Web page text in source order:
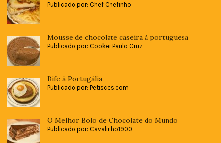
Publicado por: Chef Chefinho
Mousse de chocolate caseira à portuguesa
Publicado por: Cooker Paulo Cruz
Bife à Portugália
Publicado por: Petiscos.com
O Melhor Bolo de Chocolate do Mundo
Publicado por: Cavalinho1900